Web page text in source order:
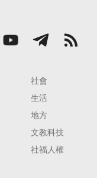
社會
生活
地方
文教科技
社福人權